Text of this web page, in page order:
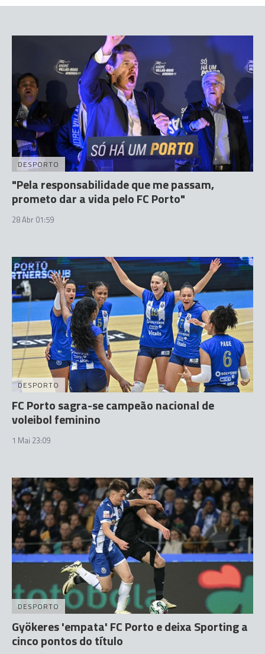
DESPORTO
"Pela responsabilidade que me passam,
prometo dar a vida pelo FC Porto"
28 Abr 01:59
DESPORTO
FC Porto sagra-se campeão nacional de
voleibol feminino
1 Mai 23:09
DESPORTO
Gyökeres 'empata' FC Porto e deixa Sporting a
cinco pontos do título